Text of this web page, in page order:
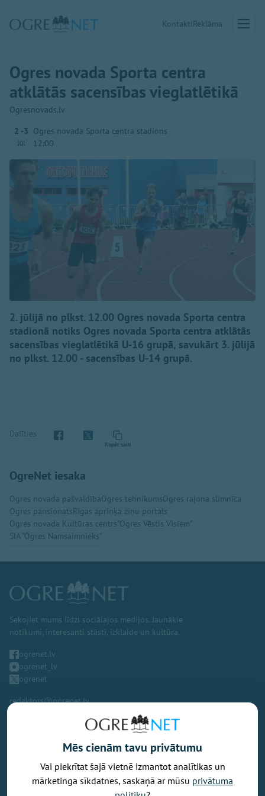
KontaktiReklāma
Ogres novada Sporta centra
atklātās sacensības vieglatlētikā
Ogresnovads.lv
2 -3
Jūl
Ogres novada Sporta centra stadions
12:00
2. jūlijā no plkst. 12.00 Ogres novada Sporta centra
stadionā notiks Ogres novada Sporta centra atklātās
sacensības vieglatlētikā U-16 grupā, savukārt 3. jūlijā
no plkst. 12.00 - sacensības U-14 grupā.
Dalīties
Kopēt saiti
OgreNet iesaka
Ogres novada pašvaldībaOgres tehnikumsOgres rajona slimnīca
Ogres pansionātsRīgas apriņķa ziņu portāls
Ogres novada Kultūras centrs"Ogres Vēstis Visiem"
SIA "Ogres Namsaimnieks"
Sekojiet mums līdzi sociālajos medijos. Jaunākie
notikumi, interesanti stāsti, izklaide un kultūra.
ogrenet.lv
ogrenet_lv
ogrenet
redaktors@ogrenet.lv
Vēlaties izteikt savu viedokli par portālu? Pamanījāt kļūdu? Ir
problēma, ko vēlaties apspriest publiski? Vēlaties iesūtīt rakstu par
Mēs cienām tavu privātumu
Vai piekrītat šajā vietnē izmantot analītikas un
mārketinga sīkdatnes, saskaņā ar mūsu privātuma